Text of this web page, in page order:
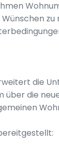
zu
die
über die